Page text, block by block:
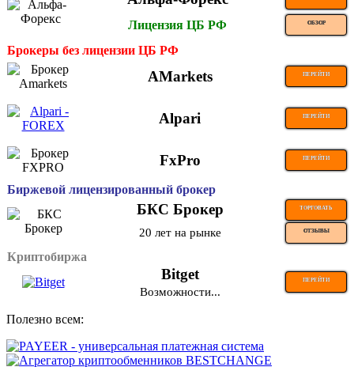
Лицензия ЦБ РФ ОБЗОР
Брокеры без лицензии ЦБ РФ
AMarkets ПЕРЕЙТИ
Alpari ПЕРЕЙТИ
FxPro ПЕРЕЙТИ
Биржевой лицензированный брокер
БКС Брокер ТОРГОВАТЬ
20 лет на рынке ОТЗЫВЫ
Криптобиржа
Bitget ПЕРЕЙТИ
Возможности...
Полезно всем: